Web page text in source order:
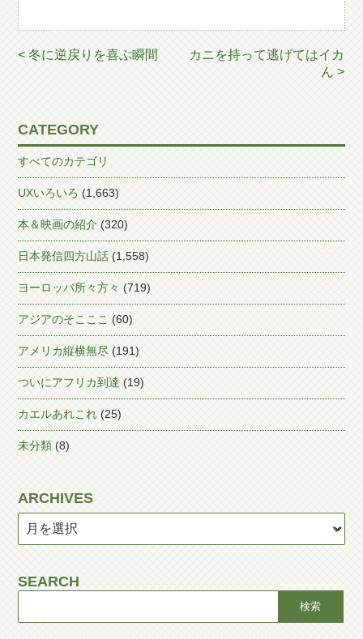
< 冬に逆戻りを喜ぶ瞬間
カニを持って逃げてはイカ
ん >
CATEGORY
すべてのカテゴリ
UXいろいろ (1,663)
本＆映画の紹介 (320)
日本発信四方山話 (1,558)
ヨーロッパ所々方々 (719)
アジアのそこここ (60)
アメリカ縦横無尽 (191)
ついにアフリカ到達 (19)
カエルあれこれ (25)
未分類 (8)
ARCHIVES
SEARCH